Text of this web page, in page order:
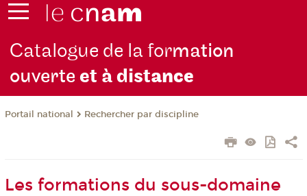
Catalogue de la formation
ouverteet à distance
Portail national Rechercher par discipline
Les formations du sous-domaine